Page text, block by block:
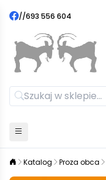
//693 556 604
Katalog Proza obca